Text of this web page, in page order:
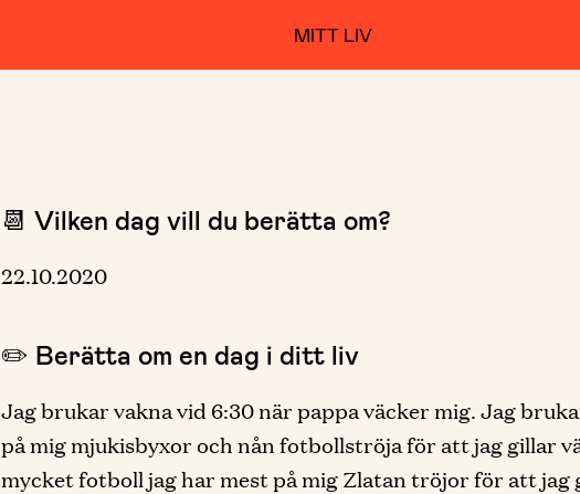
MITT LIV
📆 Vilken dag vill du berätta om?
22.10.2020
✏️ Berätta om en dag i ditt liv
Jag brukar vakna vid 6:30 när pappa väcker mig. Jag
på mig mjukisbyxor och nån fotbollströja för att jag gillar
mycket fotboll jag har mest på mig Zlatan tröjor för att jag